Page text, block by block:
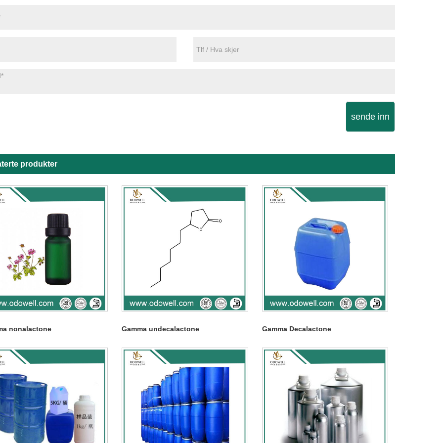
sende inn
produkter
nonalactone Gamma undecalactone Gamma Decalactone